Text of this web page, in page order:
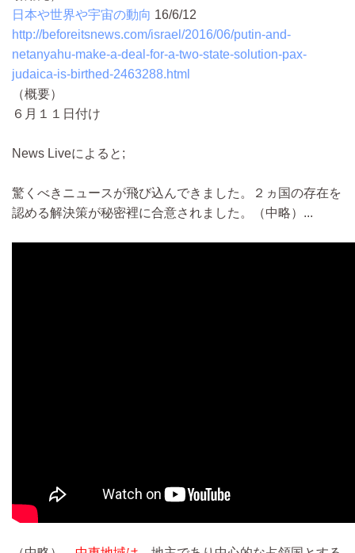
日本や世界や宇宙の動向 16/6/12
http://beforeitsnews.com/israel/2016/06/putin-and-
netanyahu-make-a-deal-for-a-two-state-solution-pax-
judaica-is-birthed-2463288.html
（概要）
６月１１日付け
News Liveによると;
驚くべきニュースが飛び込んできました。２ヵ国の存在を
認める解決策が秘密裡に合意されました。
（中略）...